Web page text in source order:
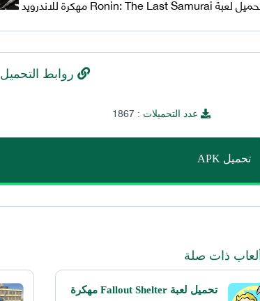
روابط التحميل
عدد التحميلات :1867
تحميل APK
ذات صلة
تحميل لعبة Fallout Shelter مهكرة